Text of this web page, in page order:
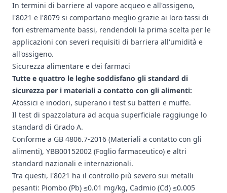
In termini di barriere al vapore acqueo e all'ossigeno,
l'8021 e l'8079 si comportano meglio grazie ai loro tassi di
fori estremamente bassi, rendendoli la prima scelta per le
applicazioni con severi requisiti di barriera all'umidità e
all'ossigeno.
Sicurezza alimentare e dei farmaci
Tutte e quattro le leghe soddisfano gli standard di
sicurezza per i materiali a contatto con gli alimenti:
Atossici e inodori, superano i test su batteri e muffe.
Il test di spazzolatura ad acqua superficiale raggiunge lo
standard di Grado A.
Conforme a GB 4806.7-2016 (Materiali a contatto con gli
alimenti), YBB00152002 (Foglio farmaceutico) e altri
standard nazionali e internazionali.
Tra questi, l'8021 ha il controllo più severo sui metalli
pesanti: Piombo (Pb) ≤0.01 mg/kg, Cadmio (Cd) ≤0.005